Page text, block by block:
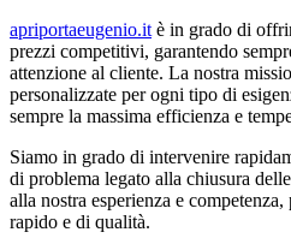
apriportaeugenio.it è in grado di
prezzi competitivi, garantendo
attenzione al cliente. La nostra
personalizzate per ogni tipo di
sempre la massima efficienza e
Siamo in grado di intervenire
di problema legato alla chiusura
alla nostra esperienza e
rapido e di qualità.